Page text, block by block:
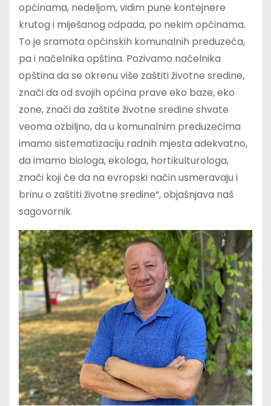
općinama, nedeljom, vidim pune kontejnere
krutog i miješanog odpada, po nekim općinama.
To je sramota općinskih komunalnih preduzeća,
pa i načelnika opština. Pozivamo načelnika
opština da se okrenu više zaštiti životne sredine,
znači da od svojih općina prave eko baze, eko
zone, znači da zaštite životne sredine shvate
veoma ozbiljno, da u komunalnim preduzećima
imamo sistematizaciju radnih mjesta adekvatno,
da imamo biologa, ekologa, hortikulturologa,
znači koji će da na evropski način usmeravaju i
brinu o zaštiti životne sredine“, objašnjava naš
sagovornik.